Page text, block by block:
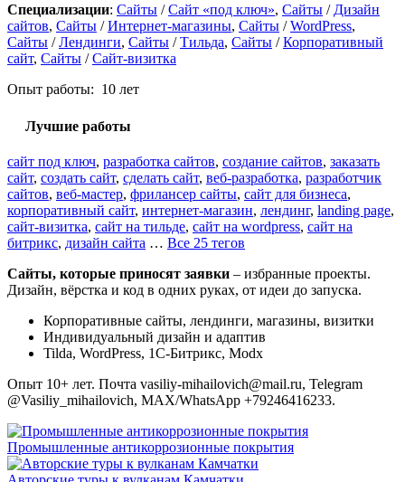
Специализации: Сайты /Сайт «под ключ», Сайты / Дизайн
сайтов, Сайты /Интернет-магазины, Сайты /WordPress,
Сайты /Лендинги, Сайты /Тильда, Сайты /Корпоративный
сайт, Сайты /Сайт-визитка
Опыт работы: 10 лет
Лучшие работы
сайт под ключ, разработка сайтов, создание сайтов, заказать
сайт, создать сайт, сделать сайт, веб-разработка, разработчик
сайтов, веб-мастер, фрилансер сайты, сайт для бизнеса,
корпоративный сайт, интернет-магазин, лендинг, landing page,
сайт-визитка, сайт на тильде, сайт на wordpress, сайт на
битрикс, дизайн сайта … Все 25 тегов
Сайты, которые приносят заявки – избранные проекты.
Дизайн, вёрстка и код в одних руках, от идеи до запуска.
Корпоративные сайты, лендинги, магазины, визитки
Индивидуальный дизайн и адаптив
Tilda, WordPress, 1С-Битрикс, Modx
Опыт 10+ лет. Почта vasiliy-mihailovich@mail.ru, Telegram
@Vasiliy_mihailovich, MAX/WhatsApp +79246416233.
Промышленные антикоррозионные покрытия